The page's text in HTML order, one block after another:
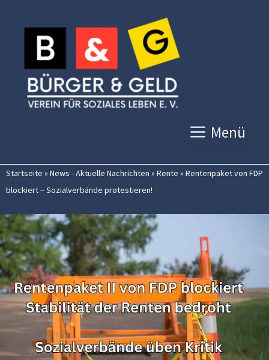
Inhalt
springen
Menü
Startseite » News - Aktuelle Nachrichten » Rente » Rentenpaket von FDP
blockiert – Sozialverbände protestieren!